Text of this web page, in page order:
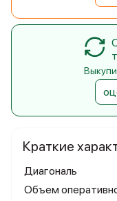
Краткие
Диагональ
Объем